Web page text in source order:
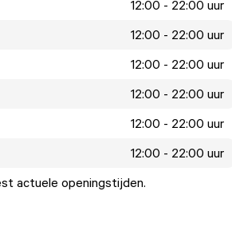
12:00 - 22:00 uur
12:00 - 22:00 uur
12:00 - 22:00 uur
12:00 - 22:00 uur
12:00 - 22:00 uur
12:00 - 22:00 uur
actuele openingstijden.